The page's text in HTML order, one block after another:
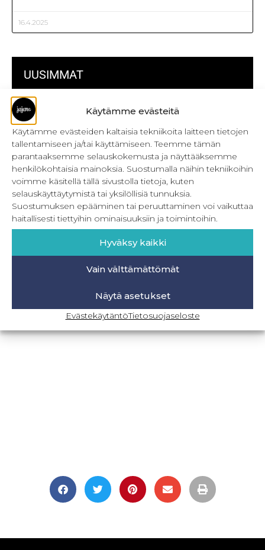
Käytämme evästeitä
Käytämme evästeiden kaltaisia tekniikoita laitteen tietojen
tallentamiseen ja/tai käyttämiseen. Teemme tämän
parantaaksemme selauskokemusta ja näyttääksemme
henkilökohtaisia mainoksia. Suostumalla näihin tekniikoihin
voimme käsitellä tällä sivustolla tietoja, kuten
selauskäyttäytymistä tai yksilöllisiä tunnuksia.
Suostumuksen epääminen tai peruuttaminen voi vaikuttaa
haitallisesti tiettyihin ominaisuuksiin ja toimintoihin.
Hyväksy kaikki
Vain välttämättömät
Näytä asetukset
EvästekäytäntöTietosuojaseloste
UUSIMMAT
Kulmikas pussukka kaava Särmä
Bokserikuminauhan ompelu
Metrivetoketjun käyttö
Metrivetoketjun lukon pujottaminen
Onnistu joustavien vaatteiden ompelussa
Laakasauman ompelu saumurilla
Jujunan ompelubingo heinä-joulukuulle
Retkeilyhousujen materiaalit ja tarvikkeet
BLOGI-SIVULLE
16.4.2025